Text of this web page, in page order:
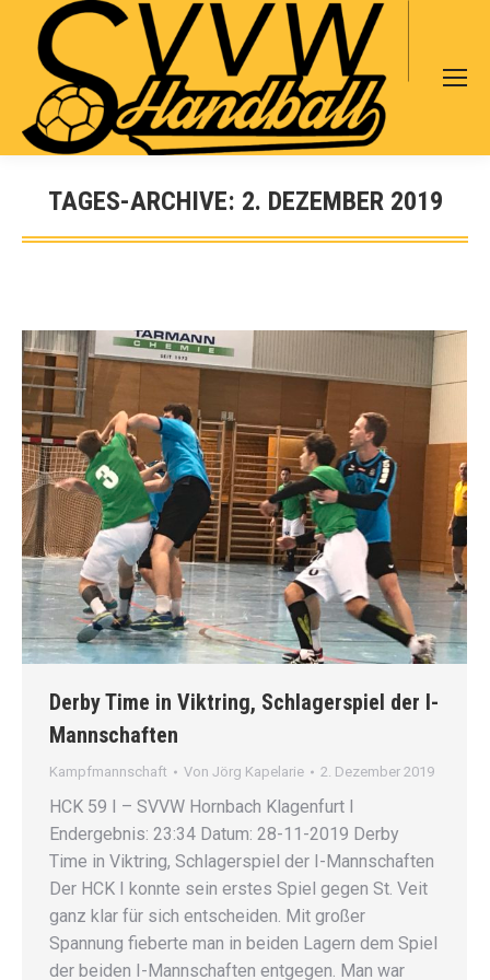
Search:
TAGES-ARCHIVE: 2. DEZEMBER 2019
Sie befinden sich hier:
Derby Time in Viktring, Schlagerspiel der I-
Mannschaften
Kampfmannschaft Von Jörg Kapelarie 2. Dezember 2019
HCK 59 I – SVVW Hornbach Klagenfurt I
Endergebnis: 23:34 Datum: 28-11-2019 Derby
Time in Viktring, Schlagerspiel der I-Mannschaften
Der HCK I konnte sein erstes Spiel gegen St. Veit
ganz klar für sich entscheiden. Mit großer
Spannung fieberte man in beiden Lagern dem Spiel
der beiden I-Mannschaften entgegen. Man war